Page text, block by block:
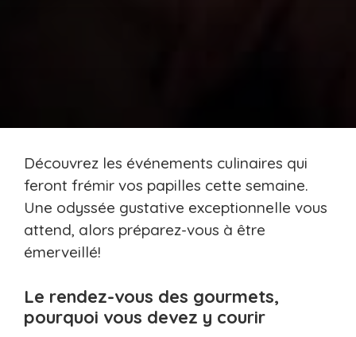
Découvrez les événements culinaires qui
feront frémir vos papilles cette semaine.
Une odyssée gustative exceptionnelle vous
attend, alors préparez-vous à être
émerveillé!
Le rendez-vous des gourmets,
pourquoi vous devez y courir